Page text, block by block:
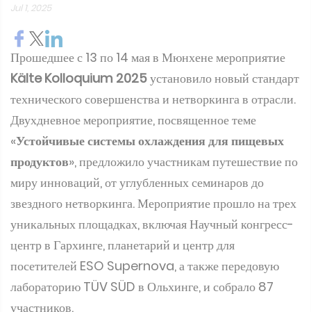
Jul 1, 2025
Прошедшее с 13 по 14 мая в Мюнхене мероприятие
Kälte Kolloquium 2025установило новый стандарт
технического совершенства и нетворкинга в отрасли.
Двухдневное мероприятие, посвященное теме
«Устойчивые системы охлаждения для пищевых
продуктов», предложило участникам путешествие по
миру инноваций, от углубленных семинаров до
звездного нетворкинга. Мероприятие прошло на трех
уникальных площадках, включая Научный конгресс-
центр в Гархинге, планетарий и центр для
посетителей ESO Supernova, а также передовую
лабораторию TÜV SÜD в Ольхинге, и собрало 87
участников.